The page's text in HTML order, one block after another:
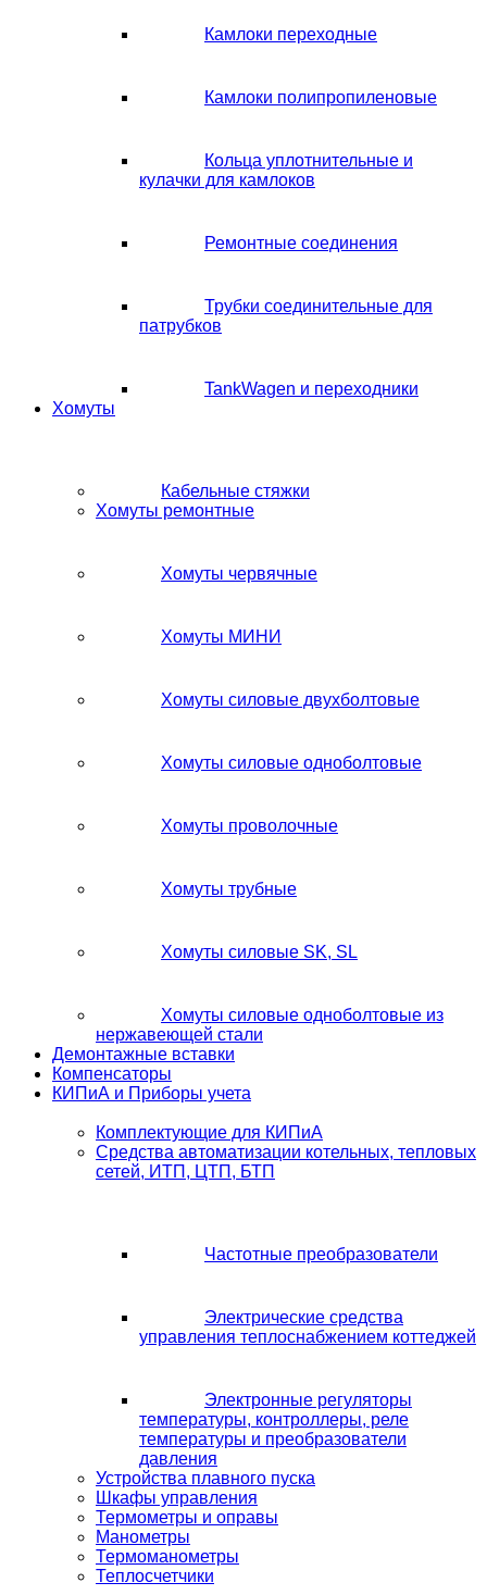
Камлоки переходные
Камлоки полипропиленовые
Кольца уплотнительные и
кулачки для камлоков
Ремонтные соединения
Трубки соединительные для
патрубков
TankWagen и переходники
Хомуты
Кабельные стяжки
Хомуты ремонтные
Хомуты червячные
Хомуты МИНИ
Хомуты силовые двухболтовые
Хомуты силовые одноболтовые
Хомуты проволочные
Хомуты трубные
Хомуты силовые SK, SL
Хомуты силовые одноболтовые из
нержавеющей стали
Демонтажные вставки
Компенсаторы
КИПиА и Приборы учета
Комплектующие для КИПиА
Средства автоматизации котельных, тепловых
сетей, ИТП, ЦТП, БТП
Частотные преобразователи
Электрические средства
управления теплоснабжением коттеджей
Электронные регуляторы
температуры, контроллеры, реле
температуры и преобразователи
давления
Устройства плавного пуска
Шкафы управления
Термометры и оправы
Манометры
Термоманометры
Теплосчетчики